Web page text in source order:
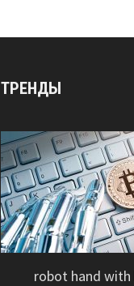
ТРЕНДЫ
robot hand